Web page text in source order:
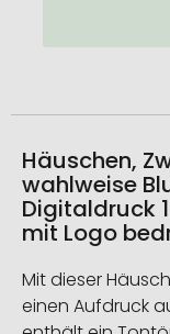
Häuschen,
wahlweise
Digitaldruck
mit Logo
Mit dieser
einen Aufdruck